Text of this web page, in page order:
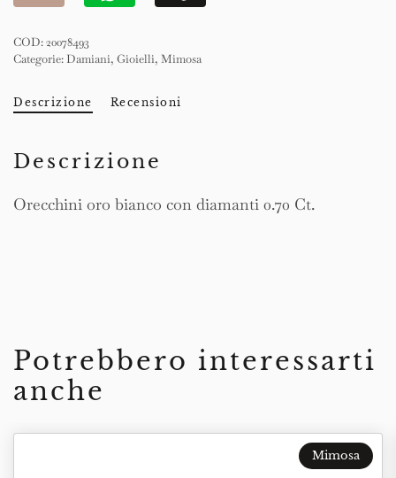
COD:20078493
Categorie:Damiani, Gioielli, Mimosa
Descrizione Recensioni
Descrizione
Orecchini oro bianco con diamanti 0.70 Ct.
Potrebbero interessarti
anche
Mimosa